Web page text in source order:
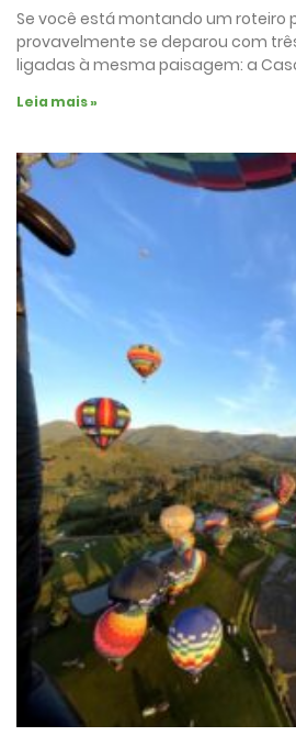
Se você está montando um roteiro
provavelmente se deparou com
ligadas à mesma paisagem: a
Leia mais »